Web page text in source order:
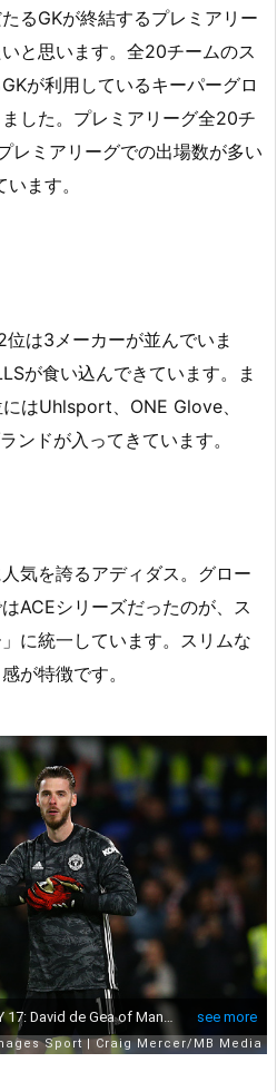
るGKが終結するプレミアリー
と思います。全20チームのス
が利用しているキーパーグロ
した。プレミアリーグ全20チ
レミアリーグでの出場数が多い
ます。
は3メーカーが並んでいま
が食い込んできています。ま
はUhlsport、ONE Glove、
ンドが入ってきています。
気を誇るアディダス。グロー
ACEシリーズだったのが、ス
に統一しています。スリムな
が特徴です。